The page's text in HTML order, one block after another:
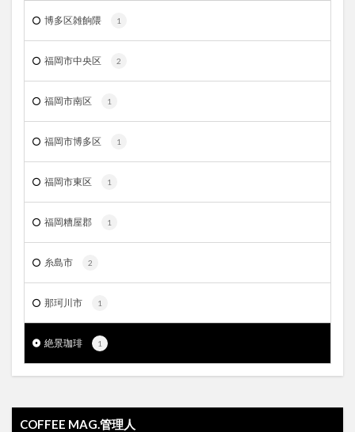
博多区雑餉隈 1
福岡市中央区 2
福岡市南区 1
福岡市博多区 1
福岡市東区 1
福岡糟屋郡 1
糸島市 2
那珂川市 1
絶景珈琲 1
COFFEE MAG.管理人